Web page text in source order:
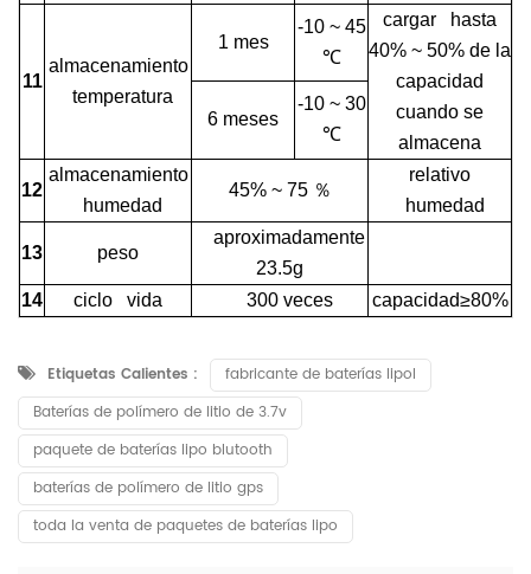
11
almacenamiento
temperatura
1 mes
-10 ~ 45
℃
cargar hasta
40% ~ 50% de la
capacidad
cuando se
almacena
6 meses
-10 ~ 30
℃
12
almacenamiento
humedad
45% ~ 75％
relativo
humedad
13 peso
aproximadamente
23.5g
14
ciclo vida 300 veces capacidad≥80%
Etiquetas Calientes :
fabricante de baterías lipol
Baterías de polímero de litio de 3.7v
paquete de baterías lipo blutooth
baterías de polímero de litio gps
toda la venta de paquetes de baterías lipo